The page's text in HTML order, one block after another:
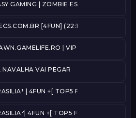
GAMING | ZOMBIE ESCAPE |
[4FUN] (22:11)
| VIP FREE | STEAM
NAVALHA VAI PEGAR
| 4FUN +[ TOP5 FREE ADMIN +
4FUN +[ TOP5 FREE ADMIN +